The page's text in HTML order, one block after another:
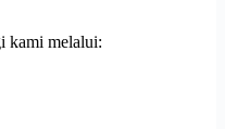
kami melalui: